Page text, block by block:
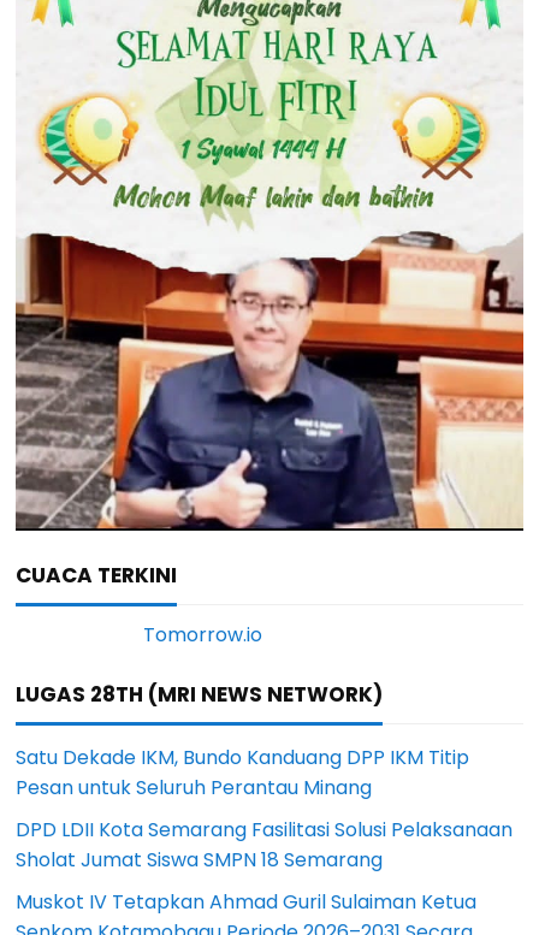
CUACA TERKINI
LUGAS 28TH (MRI NEWS NETWORK)
Satu Dekade IKM, Bundo Kanduang DPP IKM Titip
Pesan untuk Seluruh Perantau Minang
DPD LDII Kota Semarang Fasilitasi Solusi Pelaksanaan
Sholat Jumat Siswa SMPN 18 Semarang
Muskot IV Tetapkan Ahmad Guril Sulaiman Ketua